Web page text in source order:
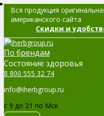
Вся продукция
американского сайта
Скидки и
По брендам
Cостояние здоровья
8 800 555 32 74
info@iherbgroup.ru
c 9 до 21 по Мск